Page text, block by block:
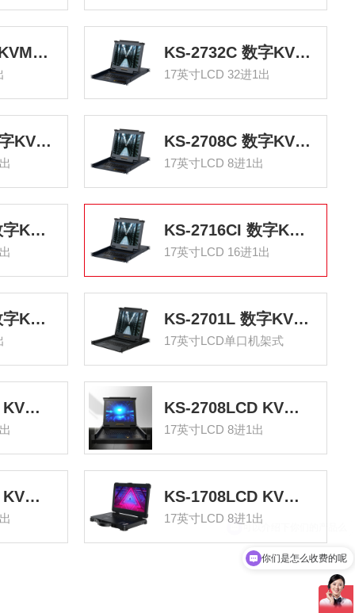
KS-2708CIA KVM切换器8口 带17英寸LCD显示器配VGA接口支持IP远程 不带模块 8进1出转换器 KS-2732C 数字KVM切换器32口 带17英寸LCD显示器配网口 32进1出电脑转换器键盘鼠标共享
17英寸LCD 32进1出
KS-2716C 数字KVM切换器16口 17英寸LCD显示器配网口 16进1出电脑转换器 KS-2708C 数字KVM切换器 8口带17英寸LCD显示器配网口 8进1出电脑转换器
17英寸LCD 8进1出
KS-2732CI 数字KVM切换器32口 带17英寸LCD显示器配网口支持IP远程 32进1出转换器 KS-2716CI 数字KVM切换器16口 带17英寸LCD显示器配网口支持IP远程 16进1出转换器
17英寸LCD 16进1出
KS-2708CI 数字KVM切换器8口 带17英寸LCD显示器配网口支持IP远程 8进1出转换器 KS-2701L 数字KVM切换器单口 17英寸LCD显示器配VGA线 单口机架式电脑转换器
17英寸LCD单口机架式
KS-2716LCD KVM切换器16口 带17英寸LCD显示器配VGA接口线 16进1出电脑转换器键盘鼠标 KS-2708LCD KVM切换器8口 带17英寸LCD显示器配VGA接口线 8进1出电脑转换器键盘鼠标共享
17英寸LCD 8进1出
KS-1716LCD KVM切换器16口 带17英寸LCD显示器配VGA线 16进1出电脑转换器键鼠共享器 KS-1708LCD KVM切换器8口 带17英寸LCD显示器配VGA接口线 8进1出电脑显示器转换器键鼠共享
17英寸LCD 8进1出
你们是怎么收费的呢